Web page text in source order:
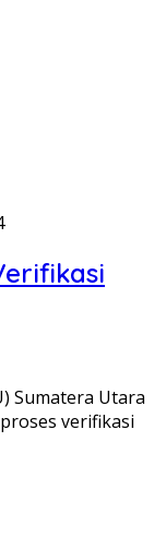
Sumatera Utara
verifikasi